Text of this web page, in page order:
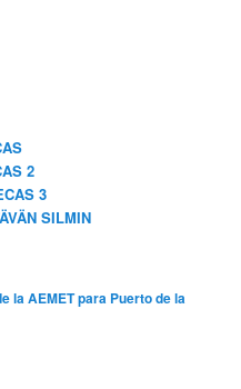
2
3
SILMIN
la AEMET para Puerto de la